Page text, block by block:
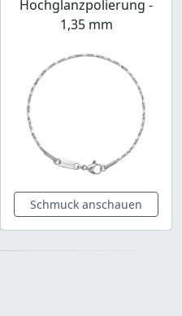
Hochglanzpolierung -
1,35 mm
Schmuck anschauen